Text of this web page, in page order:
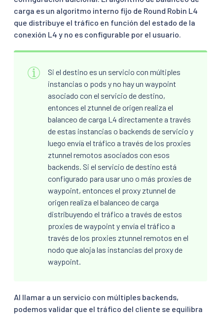
carga es un algoritmo interno fijo de Round Robin L4
que distribuye el tráfico en función del estado de la
conexión L4 y no es configurable por el usuario.
Si el destino es un servicio con múltiples
instancias o pods y no hay un waypoint
asociado con el servicio de destino,
entonces el ztunnel de origen realiza el
balanceo de carga L4 directamente a través
de estas instancias o backends de servicio y
luego envía el tráfico a través de los proxies
ztunnel remotos asociados con esos
backends. Si el servicio de destino está
configurado para usar uno o más proxies de
waypoint, entonces el proxy ztunnel de
origen realiza el balanceo de carga
distribuyendo el tráfico a través de estos
proxies de waypoint y envía el tráfico a
través de los proxies ztunnel remotos en el
nodo que aloja las instancias del proxy de
waypoint.
Al llamar a un servicio con múltiples backends,
podemos validar que el tráfico del cliente se equilibra